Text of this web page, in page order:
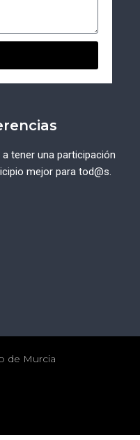
tener una participación
mejor para tod@s.
de Murcia